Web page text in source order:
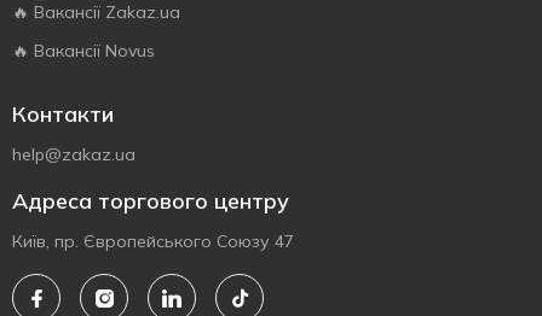
🔥 Вакансії Zakaz.ua
🔥 Вакансії Novus
Контакти
help@zakaz.ua
Адреса торгового центру
Київ, пр. Європейського Союзу 47